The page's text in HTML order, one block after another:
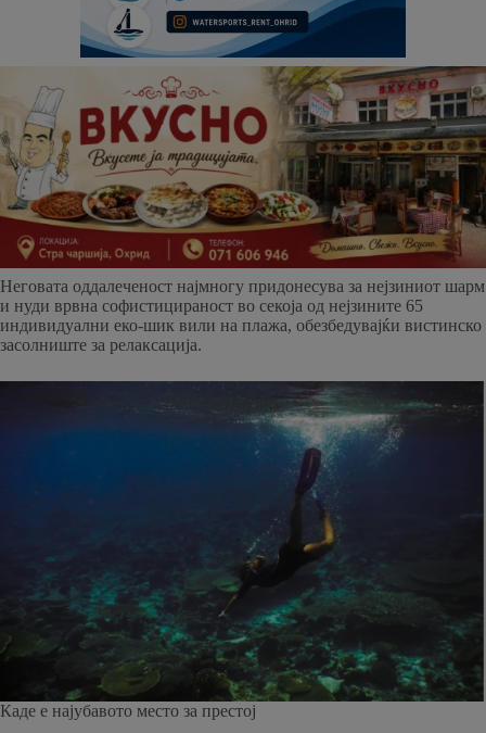
Неговата оддалеченост најмногу придонесува за нејзиниот шарм
и нуди врвна софистицираност во секоја од нејзините 65
индивидуални еко-шик вили на плажа, обезбедувајќи вистинско
засолниште за релаксација.
Каде е најубавото место за престој